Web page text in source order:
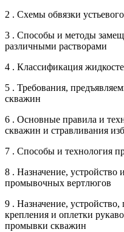
2 . Схемы обвязки
3 . Способы и методы
различными растворами
4 . Классификация
5 . Требования,
скважин
6 . Основные правила и
скважин и стравливания
7 . Способы и технология
8 . Назначение, устройство
промывочных вертлюгов
9 . Назначение,
крепления и оплетки
промывки скважин